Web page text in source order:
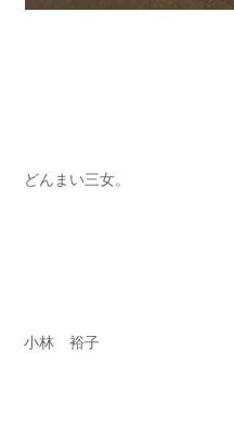
どんまい三女。
小林 裕子